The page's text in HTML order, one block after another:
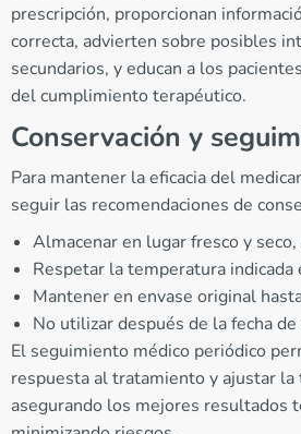
prescripción, proporcionan
correcta, advierten sobre posibles
secundarios, y educan a los
del cumplimiento terapéutico.
Conservación y
Para mantener la eficacia del
seguir las recomendaciones de
Almacenar en lugar fresco y
Respetar la temperatura indicada
Mantener en envase original
No utilizar después de la fecha de
El seguimiento médico periódico
respuesta al tratamiento y ajustar la
asegurando los mejores resultados